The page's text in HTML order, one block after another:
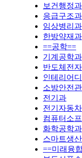
보건행정과
응급구조과
임상병리과
한방약재과
==공학==
기계공학과
반도체전
인테리어
소방안전
전기과
전기자동
컴퓨터소
화학공학과
스마트생
==미래융